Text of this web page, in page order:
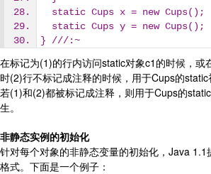
static Cups x = new Cups();
static Cups y = new Cups();
} ///:~
在标记为(1)的行内访问static对象c1的时候，或
时(2)行不标记成注释的时候，用于Cups的static
若(1)和(2)都被标记成注释，则用于Cups的
生。
非静态实例的初始化
针对每个对象的非静态变量的初始化，Java
格式。下面是一个例子：